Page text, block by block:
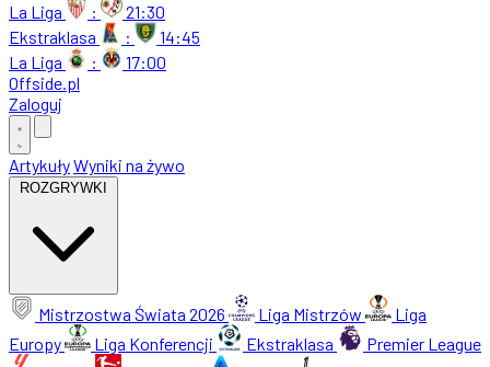
La Liga
:
21:30
Ekstraklasa
:
14:45
La Liga
:
17:00
Offside.pl
Zaloguj
ArtykułyWyniki na żywo
ROZGRYWKI
Mistrzostwa Świata 2026 Liga Mistrzów
Liga
Europy
Liga Konferencji Ekstraklasa
Premier League